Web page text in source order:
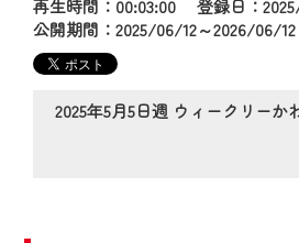
再生時間：00:03:00 登録日：
公開期間：2025/06/12～2026/06/12
2025年5月5日週 ウィークリーか
【変更点】
◆デザイン変更により、お
の動画コンテンツが一目瞭
◆当社アプリやＰＣブラウ
でも・どこでも・外出先で